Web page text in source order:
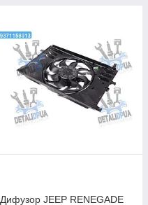
Дифузор JEEP RENEGADE